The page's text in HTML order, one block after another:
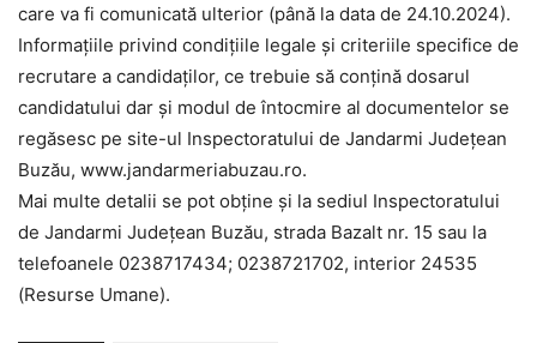
care va fi comunicată ulterior (până la data de 24.10.2024).
Informațiile privind condițiile legale și criteriile specifice de
recrutare a candidaților, ce trebuie să conțină dosarul
candidatului dar și modul de întocmire al documentelor se
regăsesc pe site-ul Inspectoratului de Jandarmi Județean
Buzău, www.jandarmeriabuzau.ro.
Mai multe detalii se pot obţine și la sediul Inspectoratului
de Jandarmi Judeţean Buzău, strada Bazalt nr. 15 sau la
telefoanele 0238717434; 0238721702, interior 24535
(Resurse Umane).